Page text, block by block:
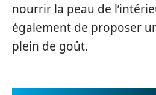
nourrir la peau de
également de proposer
plein de goût.